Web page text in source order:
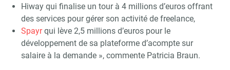
Hiway qui finalise un tour à 4 millions d’euros offrant
des services pour gérer son activité de freelance,
Spayrqui lève 2,5 millions d’euros pour le
développement de sa plateforme d’acompte sur
salaire à la demande », commente Patricia Braun.